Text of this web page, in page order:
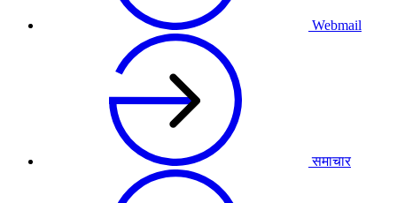
Webmail
समाचार